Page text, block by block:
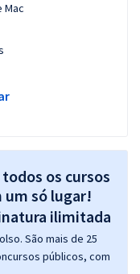
Mac
os cursos
um só lugar!
São mais de 25
públicos, com